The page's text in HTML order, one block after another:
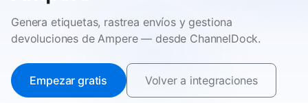
Genera etiquetas, rastrea envíos y gestiona
devoluciones de Ampere — desde ChannelDock.
Empezar gratis Volver a integraciones